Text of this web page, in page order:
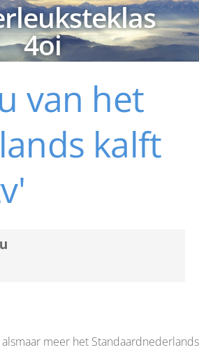
4oi
van het
kalft
meer het